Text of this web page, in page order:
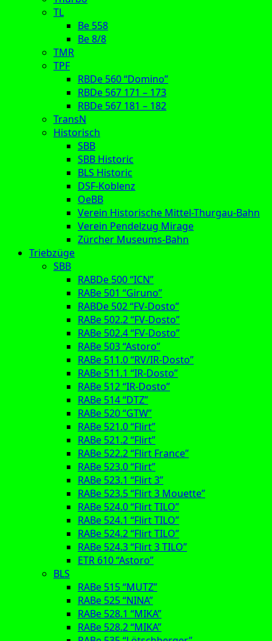
TL
Be 558
Be 8/8
TMR
TPF
RBDe 560 “Domino”
RBDe 567 171 – 173
RBDe 567 181 – 182
TransN
Historisch
SBB
SBB Historic
BLS Historic
DSF-Koblenz
OeBB
Verein Historische Mittel-Thurgau-Bahn
Verein Pendelzug Mirage
Zürcher Museums-Bahn
Triebzüge
SBB
RABDe 500 “ICN”
RABe 501 “Giruno”
RABDe 502 “FV-Dosto”
RABe 502.2 “FV-Dosto”
RABe 502.4 “FV-Dosto”
RABe 503 “Astoro”
RABe 511.0 “RV/IR-Dosto”
RABe 511.1 “IR-Dosto”
RABe 512 “IR-Dosto”
RABe 514 “DTZ”
RABe 520 “GTW”
RABe 521.0 “Flirt”
RABe 521.2 “Flirt”
RABe 522.2 “Flirt France”
RABe 523.0 “Flirt”
RABe 523.1 “Flirt 3”
RABe 523.5 “Flirt 3 Mouette”
RABe 524.0 “Flirt TILO”
RABe 524.1 “Flirt TILO”
RABe 524.2 “Flirt TILO”
RABe 524.3 “Flirt 3 TILO”
ETR 610 “Astoro”
BLS
RABe 515 “MUTZ”
RABe 525 “NINA”
RABe 528.1 “MIKA”
RABe 528.2 “MIKA”